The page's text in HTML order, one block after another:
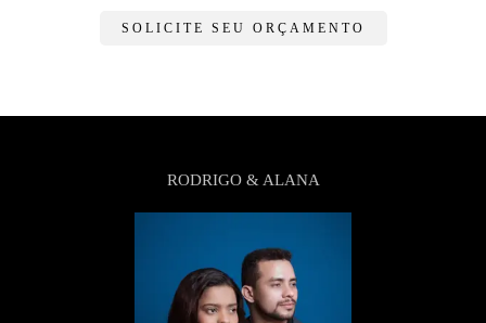
SOLICITE SEU ORÇAMENTO
RODRIGO & ALANA